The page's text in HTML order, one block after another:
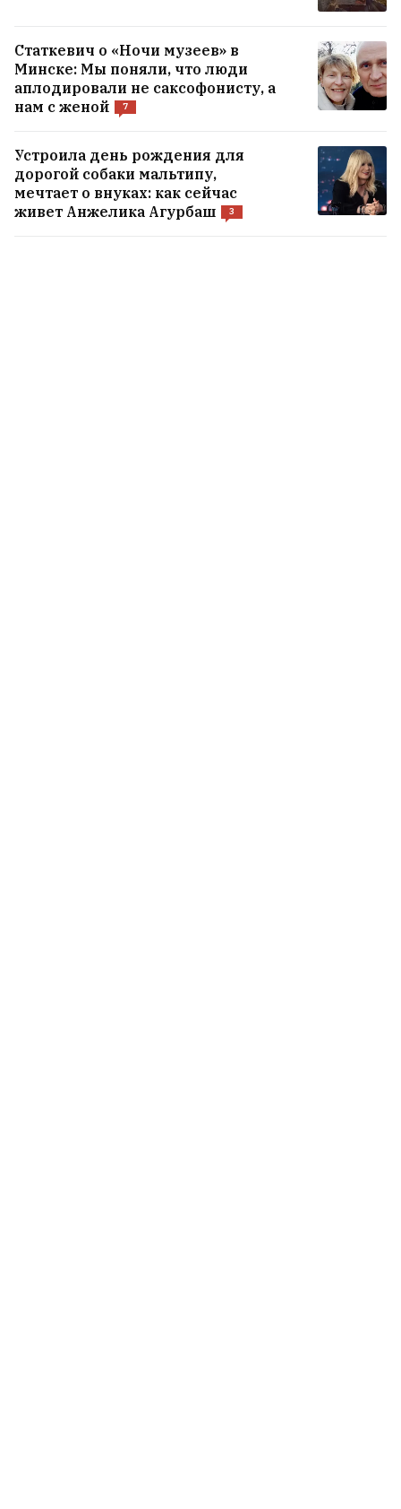
Статкевич о «Ночи музеев» в
Минске: Мы поняли, что люди
аплодировали не саксофонисту, а
нам с женой
7
Устроила день рождения для
дорогой собаки мальтипу,
мечтает о внуках: как сейчас
живет Анжелика Агурбаш
3
стратегию на случай войны с Китаем
или Россией
своего дяди антикварное оружие
5
ВСЕ НОВОСТИ →